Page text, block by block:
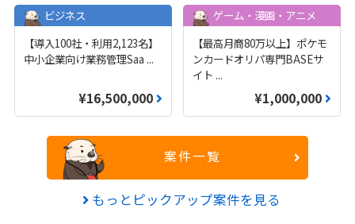
ビジネス
【導入100社・利用2,123名】
中小企業向け業務管理Saa ...
¥16,500,000
ゲーム・漫画・アニメ
【最高月商80万以上】ポケモ
ンカードオリパ専門BASEサ
イト ...
¥1,000,000
案件一覧
もっとピックアップ案件を見る